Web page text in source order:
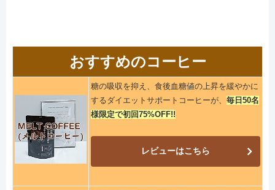
おすすめのコーヒー
糖の吸収を抑え、食後血糖値の上昇を緩やかに
するダイエットサポートコーヒーが、 毎日50名
様限定で初回75%OFF!!
レビューはこちら